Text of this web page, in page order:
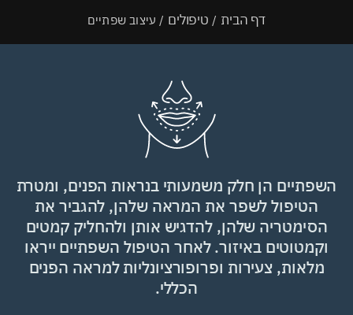
דף הבית / טיפולים / עיצוב שפתיים
השפתיים הן חלק משמעותי בנראות הפנים, ומטרת
הטיפול לשפר את המראה שלהן, להגביר את
הסימטריה שלהן, להדגיש אותן ולהחליק קמטים
וקמטוטים באיזור. לאחר הטיפול השפתיים ייראו
מלאות, צעירות ופרופורציונליות למראה הפנים
הכללי.